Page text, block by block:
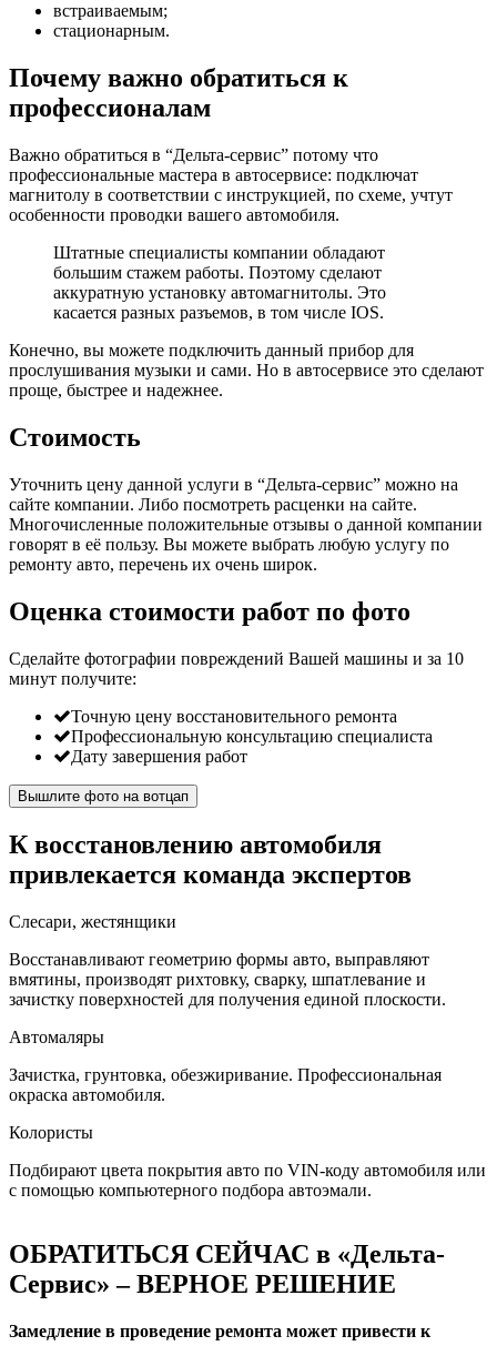
встраиваемым;
стационарным.
Почему важно обратиться к
профессионалам
Важно обратиться в “Дельта-сервис” потому что
профессиональные мастера в автосервисе: подключат
магнитолу в соответствии с инструкцией, по схеме, учтут
особенности проводки вашего автомобиля.
Штатные специалисты компании обладают
большим стажем работы. Поэтому сделают
аккуратную установку автомагнитолы. Это
касается разных разъемов, в том числе IOS.
Конечно, вы можете подключить данный прибор для
прослушивания музыки и сами. Но в автосервисе это сделают
проще, быстрее и надежнее.
Стоимость
Уточнить цену данной услуги в “Дельта-сервис” можно на
сайте компании. Либо посмотреть расценки на сайте.
Многочисленные положительные отзывы о данной компании
говорят в её пользу. Вы можете выбрать любую услугу по
ремонту авто, перечень их очень широк.
Оценка стоимости работ по фото
Сделайте фотографии повреждений Вашей машины и за 10
минут получите:
Точную цену восстановительного ремонта
Профессиональную консультацию специалиста
Дату завершения работ
Вышлите фото на вотцап
К восстановлению автомобиля
привлекается команда экспертов
Слесари, жестянщики
Восстанавливают геометрию формы авто, выправляют
вмятины, производят рихтовку, сварку, шпатлевание и
зачистку поверхностей для получения единой плоскости.
Автомаляры
Зачистка, грунтовка, обезжиривание. Профессиональная
окраска автомобиля.
Колористы
Подбирают цвета покрытия авто по VIN-коду автомобиля или
с помощью компьютерного подбора автоэмали.
ОБРАТИТЬСЯ СЕЙЧАС в «Дельта-
Сервис» – ВЕРНОЕ РЕШЕНИЕ
Замедление в проведение ремонта может привести к